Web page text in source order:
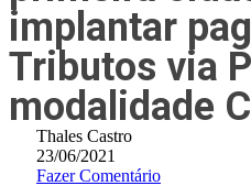
implantar
Tributos via
modalidade
Thales Castro
23/06/2021
Fazer Comentário